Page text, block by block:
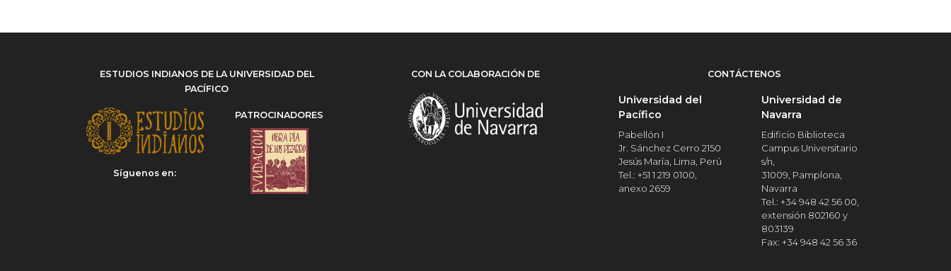
ESTUDIOS INDIANOS DE LA UNIVERSIDAD DEL
PACÍFICO
Síguenos en:
PATROCINADORES
CON LA COLABORACIÓN DE CONTÁCTENOS
Universidad del
Pacífico
Pabellón I
Jr. Sánchez Cerro 2150
Jesús María, Lima, Perú
Tel.: +51 1 219 0100,
anexo 2659
Universidad de
Navarra
Edificio Biblioteca
Campus Universitario
s/n,
31009, Pamplona,
Navarra
Tel.: +34 948 42 56 00,
extensión 802160 y
803139
Fax: +34 948 42 56 36